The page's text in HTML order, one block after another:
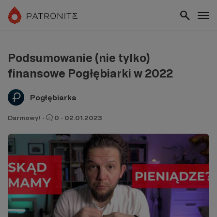
Podsumowanie (nie tylko)
finansowe Pogłębiarki w 2022
Pogłębiarka
Darmowy! · 0 · 02.01.2023